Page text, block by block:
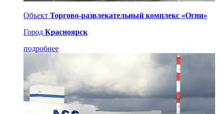
Объект Торгово-развлекательный комплекс «Огни»
Город Красноярск
подробнее